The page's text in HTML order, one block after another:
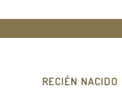
RECIÉN NACIDO